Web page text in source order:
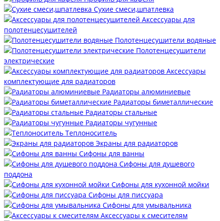
Сухие смеси,шпатлевка
Аксессуары для
полотенцесушителей
Полотенцесушители водяные
Полотенцесушители
электрические
Аксессуары
комплектующие для радиаторов
Радиаторы алюминиевые
Радиаторы биметаллические
Радиаторы стальные
Радиаторы чугунные
Теплоноситель
Экраны для радиаторов
Сифоны для ванны
Сифоны для душевого
поддона
Сифоны для кухонной мойки
Сифоны для писсуара
Сифоны для умывальника
Аксессуары к смесителям